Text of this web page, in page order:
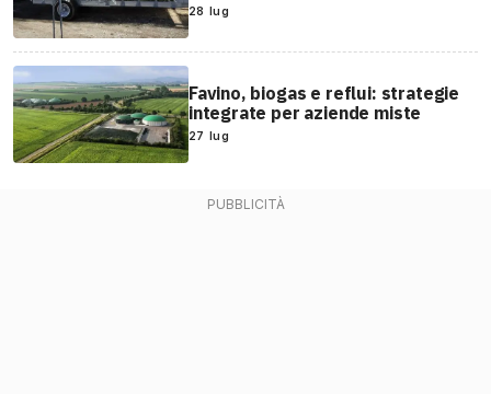
28 lug
Favino, biogas e reflui: strategie
integrate per aziende miste
27 lug